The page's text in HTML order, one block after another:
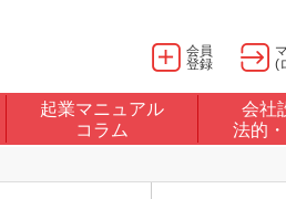
会員
登録
(
起業マニュアル
コラム
会社
法的